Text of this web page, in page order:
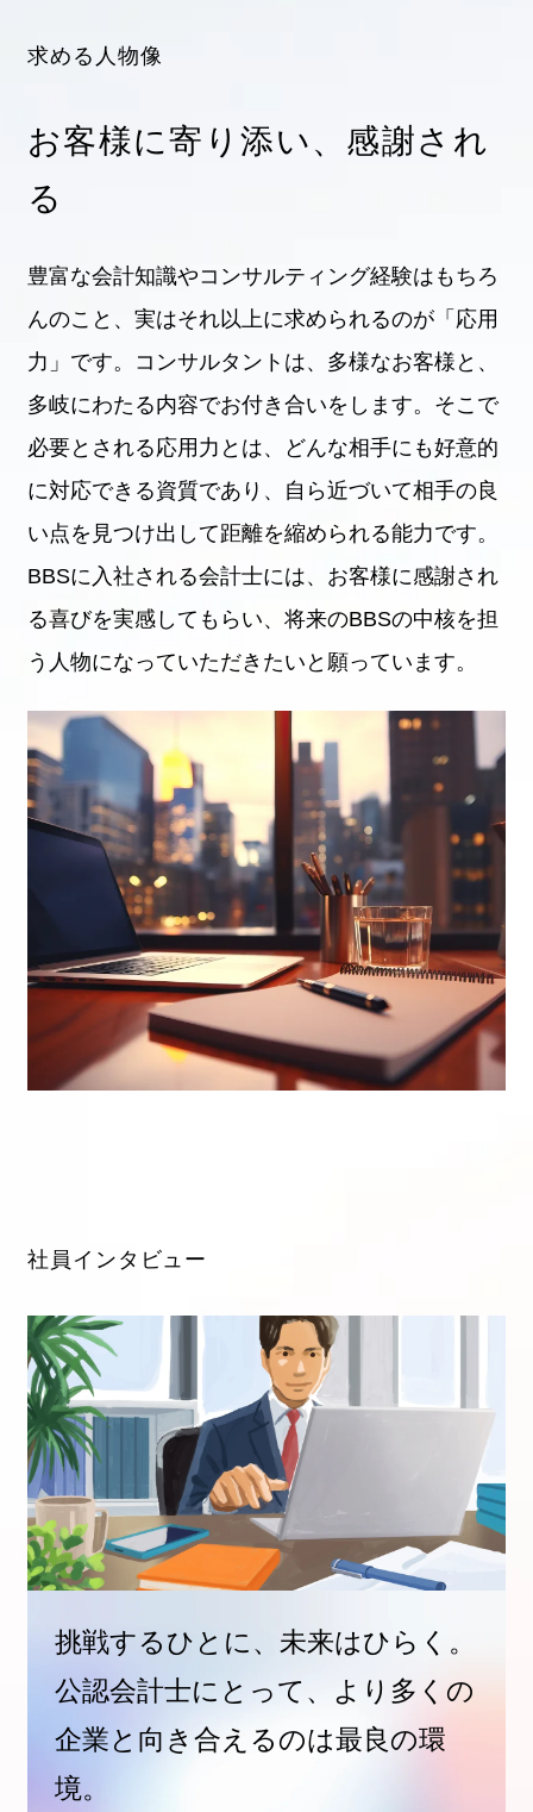
求める人物像
お客様に寄り添い、感謝され
る
豊富な会計知識やコンサルティング経験はもちろ
んのこと、実はそれ以上に求められるのが「応用
力」です。コンサルタントは、多様なお客様と、
多岐にわたる内容でお付き合いをします。そこで
必要とされる応用力とは、どんな相手にも好意的
に対応できる資質であり、自ら近づいて相手の良
い点を見つけ出して距離を縮められる能力です。
BBSに入社される会計士には、お客様に感謝され
る喜びを実感してもらい、将来のBBSの中核を担
う人物になっていただきたいと願っています。
社員インタビュー
挑戦するひとに、未来はひらく。
公認会計士にとって、より多くの
企業と 向き合えるのは最良の環
境。